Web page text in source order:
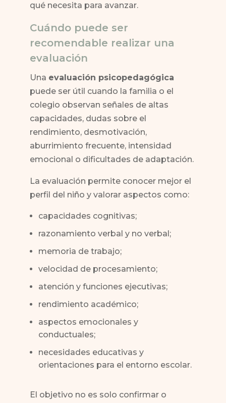
qué necesita para avanzar.
Cuándo puede ser
recomendable realizar una
evaluación
Una evaluación psicopedagógica
puede ser útil cuando la familia o el
colegio observan señales de altas
capacidades, dudas sobre el
rendimiento, desmotivación,
aburrimiento frecuente, intensidad
emocional o dificultades de adaptación.
La evaluación permite conocer mejor el
perfil del niño y valorar aspectos como:
capacidades cognitivas;
razonamiento verbal y no verbal;
memoria de trabajo;
velocidad de procesamiento;
atención y funciones ejecutivas;
rendimiento académico;
aspectos emocionales y
conductuales;
necesidades educativas y
orientaciones para el entorno escolar.
El objetivo no es solo confirmar o